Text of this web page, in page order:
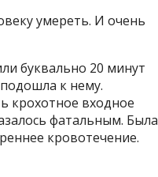
умереть. И очень
буквально 20 минут
к нему.
крохотное входное
фатальным. Была
кровотечение.